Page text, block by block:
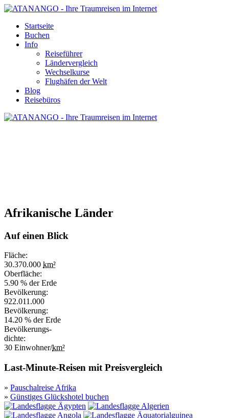
Startseite
Buchen
Info
Reiseführer
Ländervergleich
Wechselkurse
Flughäfen der Welt
Blog
Reisebüros
Afrikanische Länder
Auf einen Blick
Fläche:
30.370.000 km²
Oberfläche:
5.90 % der Erde
Bevölkerung:
922.011.000
Bevölkerung:
14.20 % der Erde
Bevölkerungs-
dichte:
30 Einwohner/km²
Last-Minute-Reisen mit Preisvergleich
» Pauschalreise Afrika
» Günstiges Glückshotel buchen